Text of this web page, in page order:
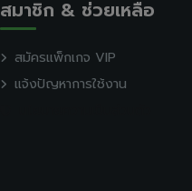
สมาชิก & ช่วยเหลือ
สมัครแพ็กเกจ VIP
แจ้งปัญหาการใช้งาน